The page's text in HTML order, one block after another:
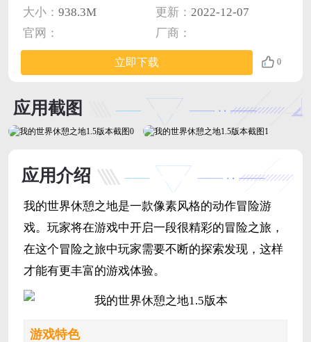
大小： 938.3M 更新： 2022-12-07
官网：
厂商：
立即下载 0
应用截图
应用介绍
我的世界休憩之地是一款像素风格的动作冒险游
戏。玩家将在游戏中开启一段很精彩的冒险之旅，
在这个冒险之旅中玩家需要不断的探索发现，这样
才能有更丰富的游戏体验。
游戏特色